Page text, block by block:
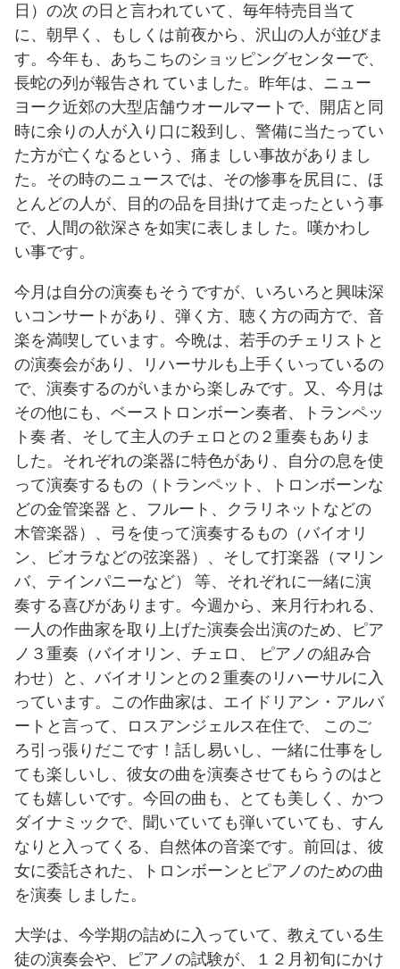
日）の次 の日と言われていて、毎年特売目当て
に、朝早く、もしくは前夜から、沢山の人が並びま
す。今年も、あちこちのショッピングセンターで、
長蛇の列が報告され ていました。昨年は、ニュー
ヨーク近郊の大型店舗ウオールマートで、開店と同
時に余りの人が入り口に殺到し、警備に当たってい
た方が亡くなるという、痛ま しい事故がありまし
た。その時のニュースでは、その惨事を尻目に、ほ
とんどの人が、目的の品を目掛けて走ったという事
で、人間の欲深さを如実に表しまし た。嘆かわし
い事です。
今月は自分の演奏もそうですが、いろいろと興味深
いコンサートがあり、弾く方、聴く方の両方で、音
楽を満喫しています。今晩は、若手のチェリストと
の演奏会があり、リハーサルも上手くいっているの
で、演奏するのがいまから楽しみです。又、今月は
その他にも、ベーストロンボーン奏者、トランペッ
ト奏 者、そして主人のチェロとの２重奏もありま
した。それぞれの楽器に特色があり、自分の息を使
って演奏するもの（トランペット、トロンボーンな
どの金管楽器 と、フルート、クラリネットなどの
木管楽器）、弓を使って演奏するもの（バイオリ
ン、ビオラなどの弦楽器）、そして打楽器（マリン
バ、テインパニーなど） 等、それぞれに一緒に演
奏する喜びがあります。今週から、来月行われる、
一人の作曲家を取り上げた演奏会出演のため、ピア
ノ３重奏（バイオリン、チェロ、 ピアノの組み合
わせ）と、バイオリンとの２重奏のリハーサルに入
っています。この作曲家は、エイドリアン・アルバ
ートと言って、ロスアンジェルス在住で、 このご
ろ引っ張りだこです！話し易いし、一緒に仕事をし
ても楽しいし、彼女の曲を演奏させてもらうのはと
ても嬉しいです。今回の曲も、とても美しく、かつ
ダイナミックで、聞いていても弾いていても、すん
なりと入ってくる、自然体の音楽です。前回は、彼
女に委託された、トロンボーンとピアノのための曲
を演奏 しました。
大学は、今学期の詰めに入っていて、教えている生
徒の演奏会や、ピアノの試験が、１２月初旬にかけ